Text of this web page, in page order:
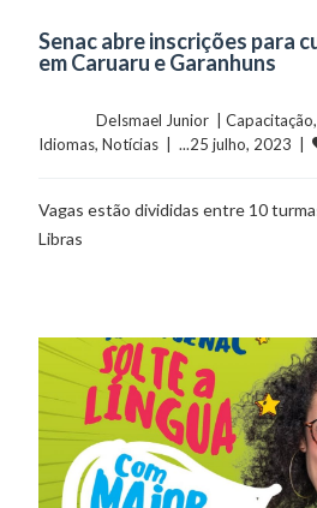
Senac abre inscrições para
em Caruaru e Garanhuns
	    	DeIsmael Junior  |
Capacitação
Idiomas, Notícias
  |  ...25 julho, 2023  |
Vagas estão divididas entre 10
Libras